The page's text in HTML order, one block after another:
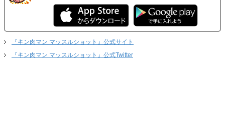
『キン肉マン マッスルショット』公式サイト
『キン肉マン マッスルショット』公式Twitter